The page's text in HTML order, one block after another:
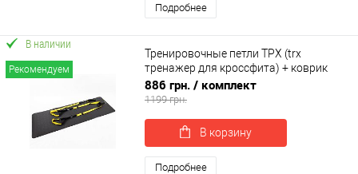
Подробнее
Рекомендуем
В наличии
Тренировочные петли ТРХ (trx
тренажер для кроссфита) + коврик
для йоги и фитнеса OSPORT Set 56 (n-
0086)
886 грн. / комплект
1199 грн.
В корзину
Подробнее